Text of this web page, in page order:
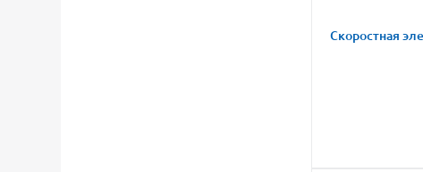
Скоростная